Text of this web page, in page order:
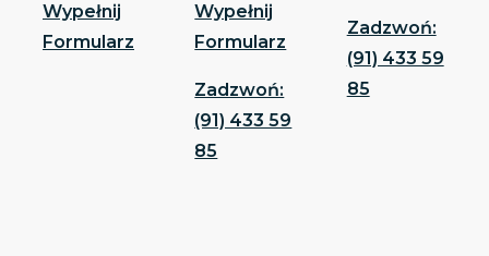
Wypełnij
Formularz
Wypełnij
Formularz
Zadzwoń:
(91) 433 59
85
Zadzwoń:
(91) 433 59
85